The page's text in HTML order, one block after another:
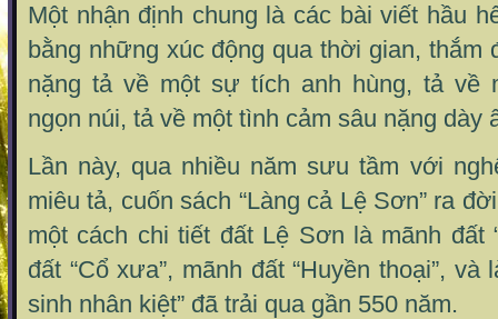
Một nhận định chung là các bài viết hầu
bằng những xúc động qua thời gian, thắm
nặng tả về một sự tích anh hùng, tả về
ngọn núi, tả về một tình cảm sâu nặng dày
Lần này, qua nhiều năm sưu tầm với
miêu tả, cuốn sách “Làng cả Lệ Sơn” ra
một cách chi tiết đất Lệ Sơn là mãnh đất
đất “Cổ xưa”, mãnh đất “Huyền thoại”, và
sinh nhân kiệt” đã trải qua gần 550 năm.